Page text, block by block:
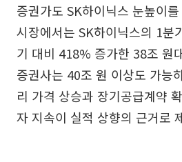
증권가도 SK하이닉스 눈높이
시장에서는 SK하이닉스의 1분
기 대비 418% 증가한 38조 원
증권사는 40조 원 이상도 가능
리 가격 상승과 장기공급계약
자 지속이 실적 상향의 근거로